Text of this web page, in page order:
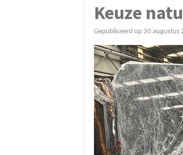
Keuze
Gepubliceerd op 30 augustus